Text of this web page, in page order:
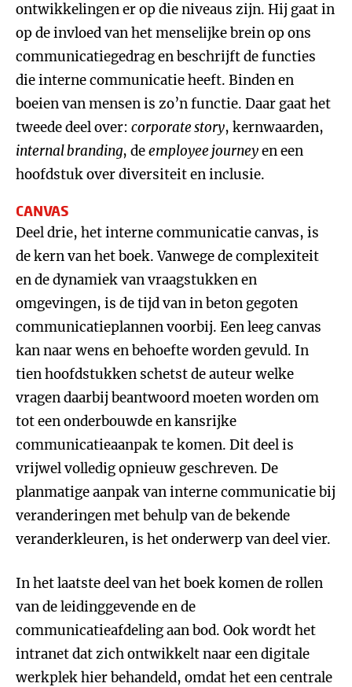
ontwikkelingen er op die niveaus zijn. Hij gaat in
op de invloed van het menselijke brein op ons
communicatiegedrag en beschrijft de functies
die interne communicatie heeft. Binden en
boeien van mensen is zo’n functie. Daar gaat het
tweede deel over: corporate story, kernwaarden,
internal branding, deemployee journeyen een
hoofdstuk over diversiteit en inclusie.
CANVAS
Deel drie, het interne communicatie canvas, is
de kern van het boek. Vanwege de complexiteit
en de dynamiek van vraagstukken en
omgevingen, is de tijd van in beton gegoten
communicatieplannen voorbij. Een leeg canvas
kan naar wens en behoefte worden gevuld. In
tien hoofdstukken schetst de auteur welke
vragen daarbij beantwoord moeten worden om
tot een onderbouwde en kansrijke
communicatieaanpak te komen. Dit deel is
vrijwel volledig opnieuw geschreven. De
planmatige aanpak van interne communicatie bij
veranderingen met behulp van de bekende
veranderkleuren, is het onderwerp van deel vier.
In het laatste deel van het boek komen de rollen
van de leidinggevende en de
communicatieafdeling aan bod. Ook wordt het
intranet dat zich ontwikkelt naar een digitale
werkplek hier behandeld, omdat het een centrale